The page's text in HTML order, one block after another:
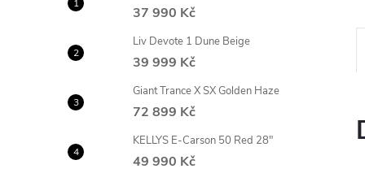
37 990 Kč
Liv Devote 1 Dune Beige
39 999 Kč
Giant Trance X SX Golden Haze
72 899 Kč
KELLYS E-Carson 50 Red 28"
49 990 Kč